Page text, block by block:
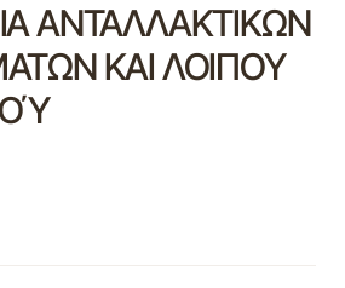
ΑΝΤΑΛΛΑΚΤΙΚΩΝ
ΚΑΙ ΛΟΙΠΟΥ